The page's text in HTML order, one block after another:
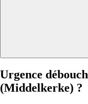
Urgence
(Middelkerke) ?